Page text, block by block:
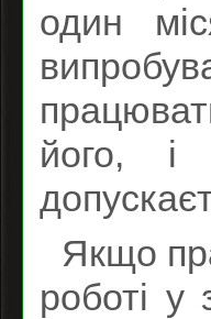
один
його, і
Якщо
роботі у